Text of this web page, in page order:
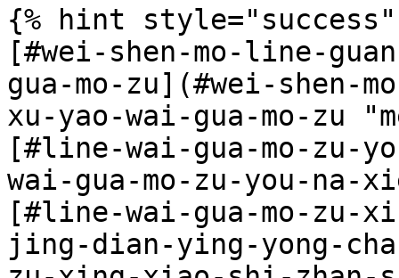
{% hint style="success"
[#wei-shen-mo-line-
gua-mo-zu](#wei-shen-
xu-yao-wai-gua-mo-zu
[#line-wai-gua-mo-
wai-gua-mo-zu-you-
[#line-wai-gua-mo-zu-
jing-dian-ying-yong-